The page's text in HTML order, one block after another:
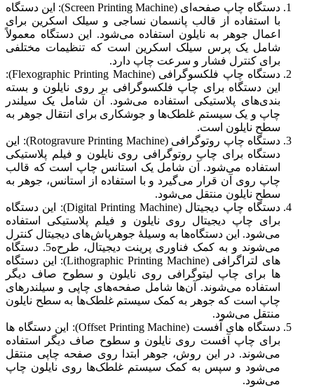
دستگاه چاپ صفحه‌ای (Screen Printing Machine): این دستگاه
با استفاده از قالب پانسمان نساجی و سیلک اسکرین برای
اعمال جوهر به نایلون استفاده می‌شود. این دستگاه معمولاً
شامل یک پرس سیلک اسکرین است که تنظیمات مختلفی
برای کنترل فشار و سرعت چاپ دارد.
دستگاه چاپ فلکسوگرافی (Flexographic Printing Machine):
این دستگاه برای چاپ فلکسوگرافی بر روی نایلون و بسته
بندی‌های پلاستیکی استفاده می‌شود. آن شامل یک سیلندر
چاپ و یک سیستم غلطک‌ها و جوشکاری برای انتقال جوهر به
سطح نایلون است.
دستگاه چاپ روتوگرافی (Rotogravure Printing Machine): این
دستگاه برای چاپ روتوگرافی روی نایلون و فیلم پلاستیکی
استفاده می‌شود. آن شامل یک استانس چاپ است که قالب
چاپ روی آن قرار می‌گیرد و با استفاده از استانس، جوهر به
سطح نایلون منتقل می‌شود.
دستگاه چاپ دیجیتال (Digital Printing Machine): این دستگاه
برای چاپ دیجیتال روی نایلون و فیلم پلاستیکی استفاده
می‌شود. این دستگاه‌ها به وسیلهٔ جوهرپاش‌های دیجیتال کنترل
می‌شوند و به کمک فناوری پرینت دیجیتال، طرح‌ه5. دستگاه
های لتراگرافی (Lithographic Printing Machine): این دستگاه
ها برای چاپ لیتوگرافی روی نایلون و سطوح صاف دیگر
استفاده می‌شوند. آن‌ها شامل صفحه‌های چاپی و سیلندرهای
چاپ است که جوهر به کمک سیستم غلطک‌ها به سطح نایلون
منتقل می‌شود.
دستگاه های آفست (Offset Printing Machine): این دستگاه ها
برای چاپ آفست روی نایلون و سطوح صاف دیگر استفاده
می‌شوند. در این روش، جوهر ابتدا روی صفحه چاپی منتقل
می‌شود و سپس به کمک سیستم غلطک‌ها روی نایلون چاپ
می‌شود.